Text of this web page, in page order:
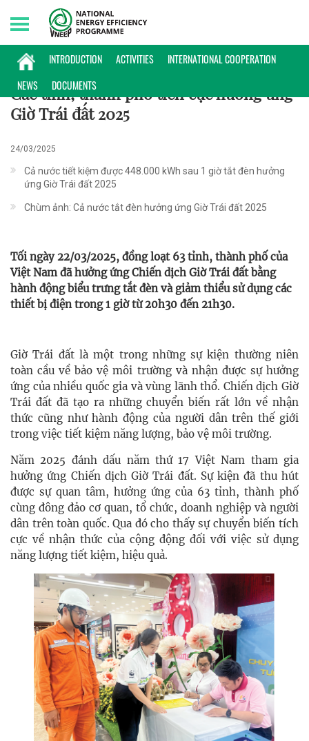
INTRODUCTION ACTIVITIES
INTERNATIONAL COOPERATION
NEWS
DOCUMENTS
Saturday, 08/08/2026 | 10:02 GMT+7
60+
Các tỉnh, thành phố tích cực hưởng ứng
Giờ Trái đất 2025
24/03/2025
Cả nước tiết kiệm được 448.000 kWh sau 1 giờ tắt đèn hưởng
ứng Giờ Trái đất 2025
Chùm ảnh: Cả nước tắt đèn hưởng ứng Giờ Trái đất 2025
Tối ngày 22/03/2025, đồng loạt 63 tỉnh, thành phố của
Việt Nam đã hưởng ứng Chiến dịch Giờ Trái đất bằng
hành động biểu trưng tắt đèn và giảm thiểu sử dụng các
thiết bị điện trong 1 giờ từ 20h30 đến 21h30.
Giờ Trái đất là một trong những sự kiện thường niên
toàn cầu về bảo vệ môi trường và nhận được sự hưởng
ứng của nhiều quốc gia và vùng lãnh thổ. Chiến dịch Giờ
Trái đất đã tạo ra những chuyển biến rất lớn về nhận
thức cũng như hành động của người dân trên thế giới
trong việc tiết kiệm năng lượng, bảo vệ môi trường.
Năm 2025 đánh dấu năm thứ 17 Việt Nam tham gia
hưởng ứng Chiến dịch Giờ Trái đất. Sự kiện đã thu hút
được sự quan tâm, hưởng ứng của 63 tỉnh, thành phố
cùng đông đảo cơ quan, tổ chức, doanh nghiệp và người
dân trên toàn quốc. Qua đó cho thấy sự chuyển biến tích
cực về nhận thức của cộng động đối với việc sử dụng
năng lượng tiết kiệm, hiệu quả.